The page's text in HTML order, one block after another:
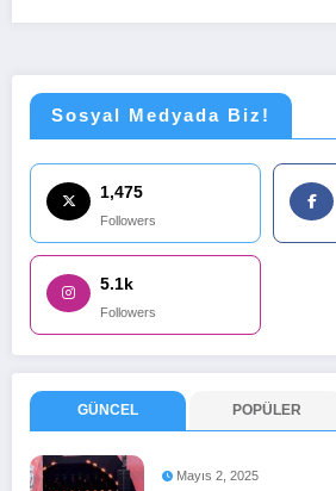
Sosyal Medyada Biz!
1,475
Followers
5.1k
Followers
GÜNCEL POPÜLER
Mayıs 2, 2025